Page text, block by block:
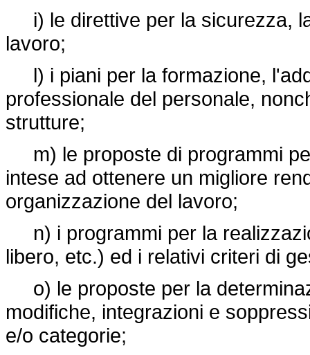
i) le direttive per la sicurezza,
lavoro;
l) i piani per la formazione,
professionale del personale,
strutture;
m) le proposte di programmi
intese ad ottenere un migliore
organizzazione del lavoro;
n) i programmi per la
libero, etc.) ed i relativi criteri di
o) le proposte per la
modifiche, integrazioni e
e/o categorie;